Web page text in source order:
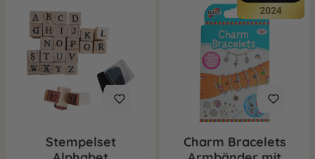
Stempelset
Charm Bracelets